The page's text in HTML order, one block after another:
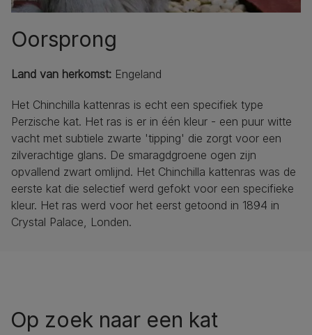
Oorsprong
Land van herkomst: Engeland
Het Chinchilla kattenras is echt een specifiek type
Perzische kat. Het ras is er in één kleur - een puur witte
vacht met subtiele zwarte 'tipping' die zorgt voor een ​​
zilverachtige glans. De smaragdgroene ogen zijn
opvallend zwart omlijnd. Het Chinchilla kattenras was de
eerste kat die selectief werd gefokt voor een specifieke
kleur. Het ras werd voor het eerst getoond in 1894 in
Crystal Palace, Londen.
Op zoek naar een kat